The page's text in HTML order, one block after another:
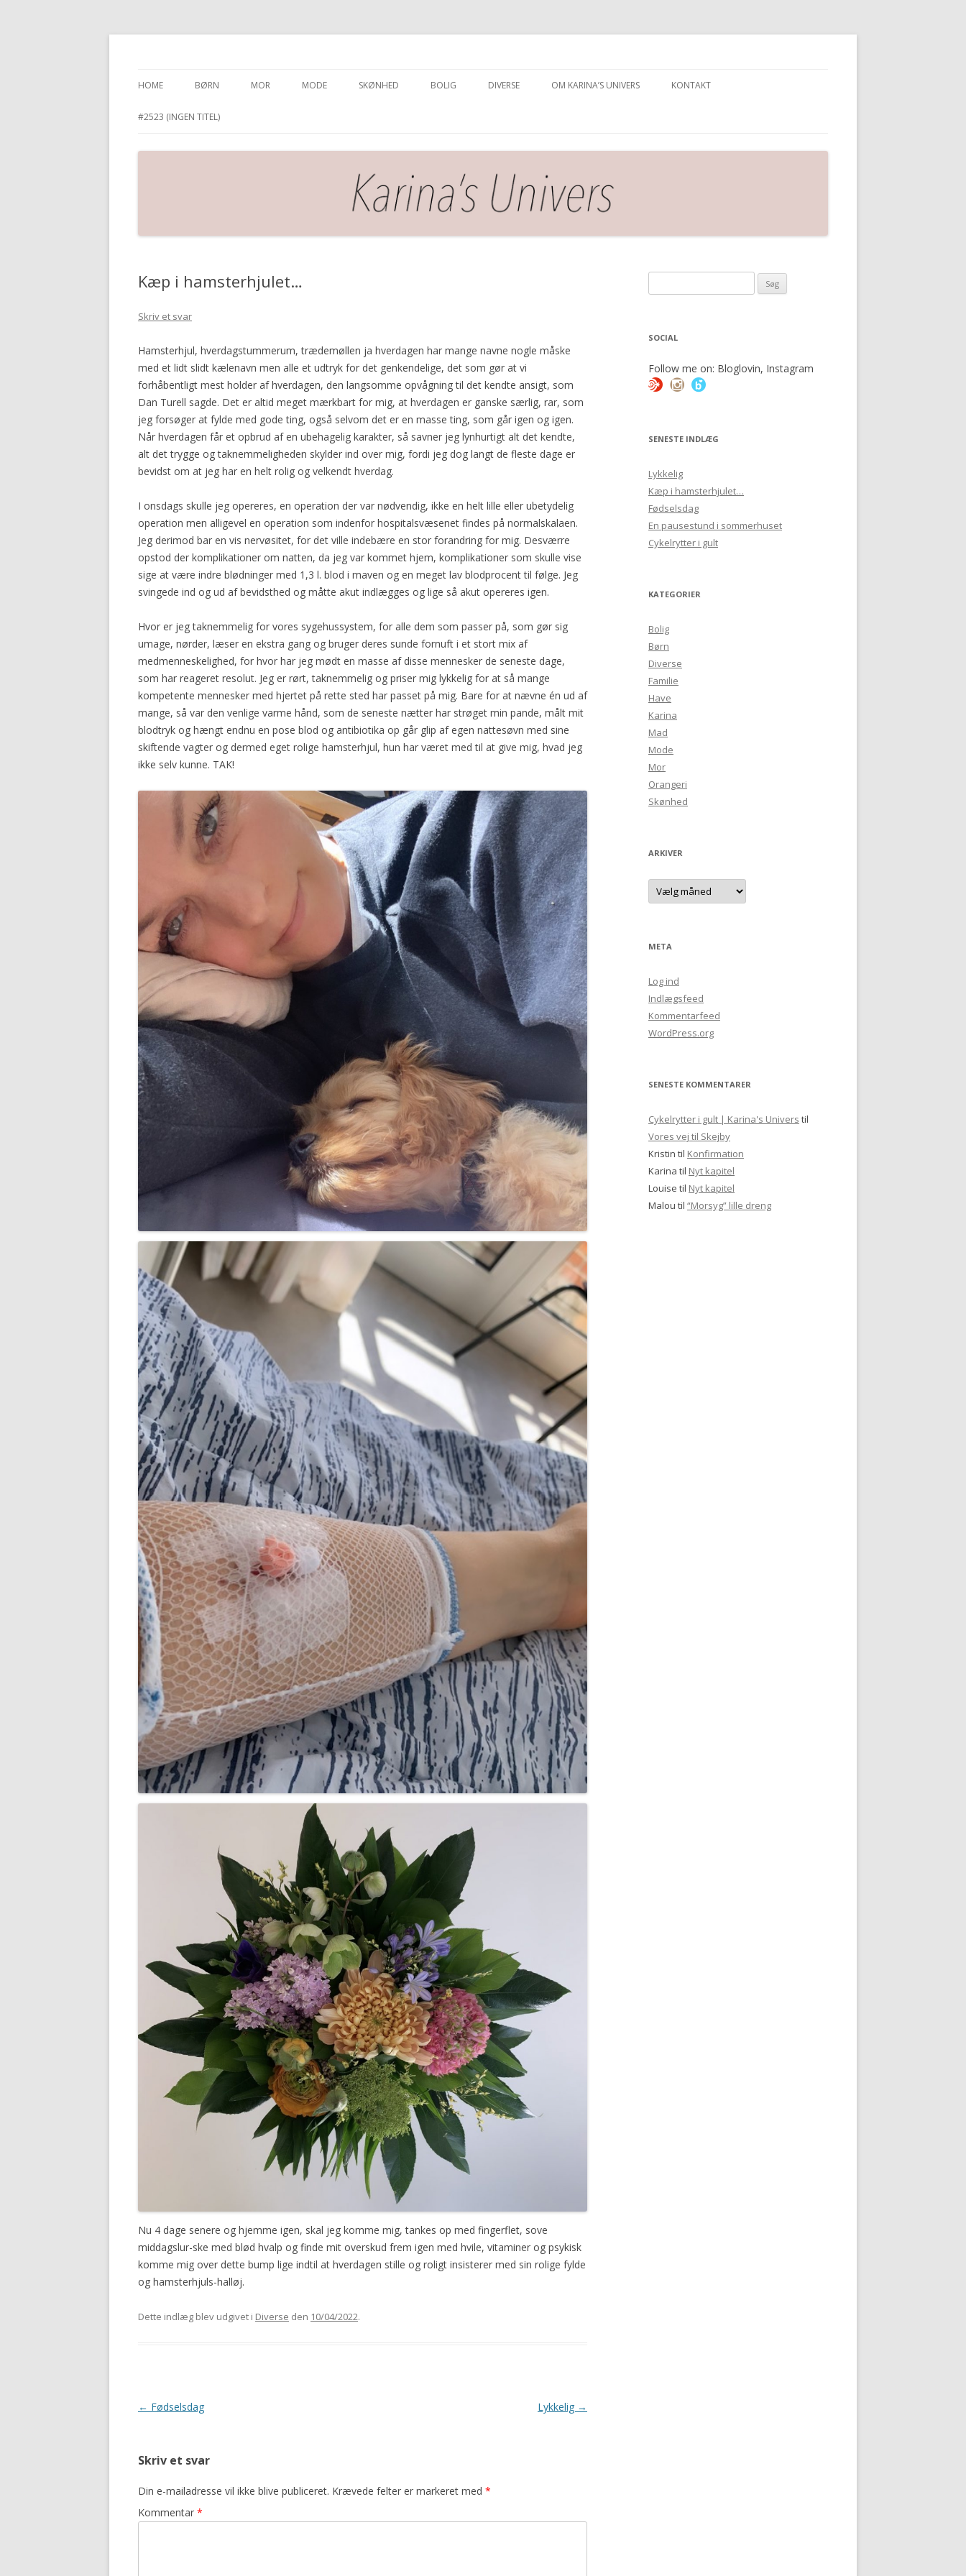
til
HOME BØRN MOR MODE SKØNHED BOLIG DIVERSE OM KARINA’S UNIVERS KONTAKT
#2523 (INGEN TITEL)
Kæp i hamsterhjulet…
Skriv et svar
Hamsterhjul, hverdagstummerum, trædemøllen ja hverdagen har mange navne nogle måske
med et lidt slidt kælenavn men alle et udtryk for det genkendelige, det som gør at vi
forhåbentligt mest holder af hverdagen, den langsomme opvågning til det kendte ansigt, som
Dan Turell sagde. Det er altid meget mærkbart for mig, at hverdagen er ganske særlig, rar, som
jeg forsøger at fylde med gode ting, også selvom det er en masse ting, som går igen og igen.
Når hverdagen får et opbrud af en ubehagelig karakter, så savner jeg lynhurtigt alt det kendte,
alt det trygge og taknemmeligheden skylder ind over mig, fordi jeg dog langt de fleste dage er
bevidst om at jeg har en helt rolig og velkendt hverdag.
I onsdags skulle jeg opereres, en operation der var nødvendig, ikke en helt lille eller ubetydelig
operation men alligevel en operation som indenfor hospitalsvæsenet findes på normalskalaen.
Jeg derimod bar en vis nervøsitet, for det ville indebære en stor forandring for mig. Desværre
opstod der komplikationer om natten, da jeg var kommet hjem, komplikationer som skulle vise
sige at være indre blødninger med 1,3 l. blod i maven og en meget lav blodprocent til følge. Jeg
svingede ind og ud af bevidsthed og måtte akut indlægges og lige så akut opereres igen.
Hvor er jeg taknemmelig for vores sygehussystem, for alle dem som passer på, som gør sig
umage, nørder, læser en ekstra gang og bruger deres sunde fornuft i et stort mix af
medmenneskelighed, for hvor har jeg mødt en masse af disse mennesker de seneste dage,
som har reageret resolut. Jeg er rørt, taknemmelig og priser mig lykkelig for at så mange
kompetente mennesker med hjertet på rette sted har passet på mig. Bare for at nævne én ud af
mange, så var den venlige varme hånd, som de seneste nætter har strøget min pande, målt mit
blodtryk og hængt endnu en pose blod og antibiotika op går glip af egen nattesøvn med sine
skiftende vagter og dermed eget rolige hamsterhjul, hun har været med til at give mig, hvad jeg
ikke selv kunne. TAK!
Nu 4 dage senere og hjemme igen, skal jeg komme mig, tankes op med fingerflet, sove
middagslur-ske med blød hvalp og finde mit overskud frem igen med hvile, vitaminer og psykisk
komme mig over dette bump lige indtil at hverdagen stille og roligt insisterer med sin rolige fylde
og hamsterhjuls-halløj.
Dette indlæg blev udgivet i Diverse den 10/04/2022.
Indlægsnavigation
← Fødselsdag Lykkelig →
Skriv et svar
Din e-mailadresse vil ikke blive publiceret. Krævede felter er markeret med *
Kommentar *
efter:
SOCIAL
Follow me on: Bloglovin, Instagram
SENESTE INDLÆG
Lykkelig
Kæp i hamsterhjulet…
Fødselsdag
En pausestund i sommerhuset
Cykelrytter i gult
KATEGORIER
Bolig
Børn
Diverse
Familie
Have
Karina
Mad
Mode
Mor
Orangeri
Skønhed
ARKIVER
Arkiver
META
Log ind
Indlægsfeed
Kommentarfeed
WordPress.org
SENESTE KOMMENTARER
Cykelrytter i gult | Karina's Univers til
Vores vej til Skejby
Kristin til Konfirmation
Karina til Nyt kapitel
Louise til Nyt kapitel
Malou til “Morsyg” lille dreng